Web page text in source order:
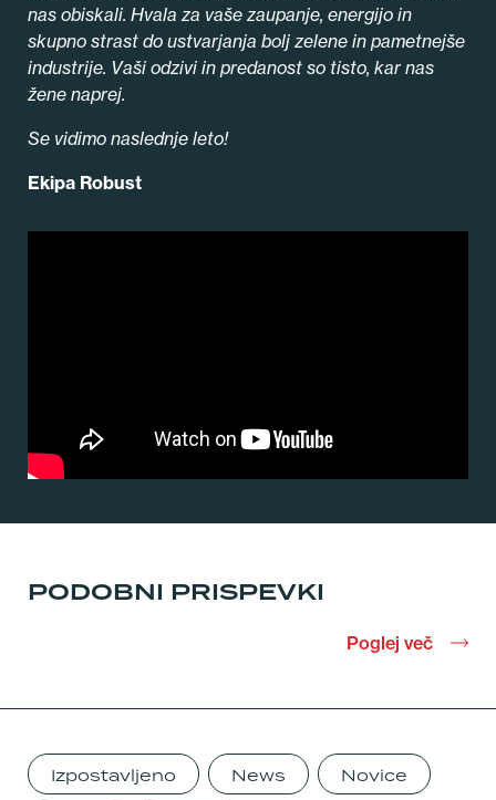
nas obiskali. Hvala za vaše zaupanje, energijo in
skupno strast do ustvarjanja bolj zelene in pametnejše
industrije. Vaši odzivi in predanost so tisto, kar nas
žene naprej.
Se vidimo naslednje leto!
Ekipa Robust
PODOBNI PRISPEVKI
Poglej več
Izpostavljeno News Novice